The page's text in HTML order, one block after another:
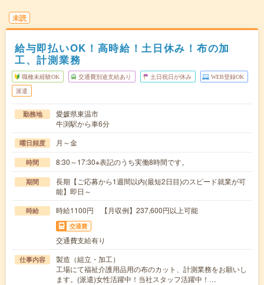
未読
給与即払いOK！高時給！土日休み！布の加
工、計測業務
職種未経験OK 交通費別途支給あり 土日祝日が休み WEB登録OK
派遣
勤務地
愛媛県東温市
牛渕駅から車6分
曜日頻度 月～金
時間 8:30～17:30※表記のうち実働8時間です。
期間
長期【ご応募から1週間以内(最短2日目)のスピード就業が可
能】即日～
時給 時給1100円 【月収例】237,600円以上可能
交通費
交通費支給有り
仕事内容
製造（組立・加工）
工場にて福祉介護用品用の布のカット、計測業務をお願いし
ます。(派遣)女性活躍中！当社スタッフ活躍中！…